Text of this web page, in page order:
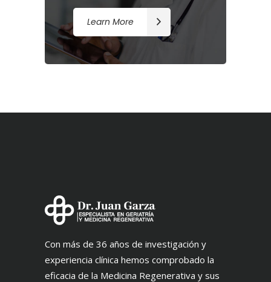
Learn More
Con más de 36 años de investigación y
experiencia clínica hemos comprobado la
eficacia de la Medicina Regenerativa y sus